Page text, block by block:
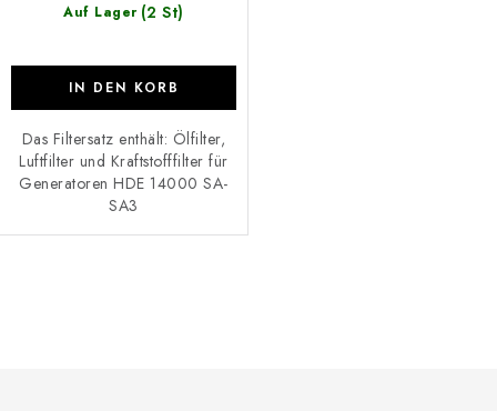
Auf Lager (2 St)
IN DEN KORB
Das Filtersatz enthält: Ölfilter,
Luftfilter und Kraftstofffilter für
Generatoren HDE 14000 SA-
SA3